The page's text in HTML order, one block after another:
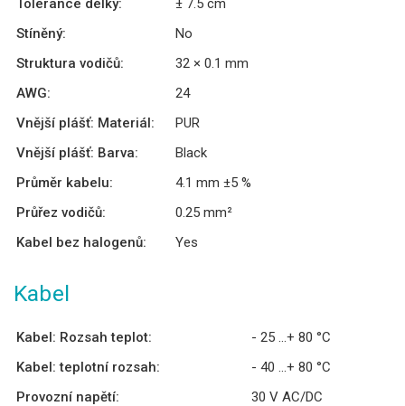
Tolerance délky:
± 7.5 cm
Stíněný:
No
Struktura vodičů:
32 × 0.1 mm
AWG:
24
Vnější plášť: Materiál:
PUR
Vnější plášť: Barva:
Black
Průměr kabelu:
4.1 mm ±5 %
Průřez vodičů:
0.25 mm²
Kabel bez halogenů:
Yes
Kabel
Kabel: Rozsah teplot:
- 25 ...+ 80 °C
Kabel: teplotní rozsah:
- 40 ...+ 80 °C
Provozní napětí:
30 V AC/DC